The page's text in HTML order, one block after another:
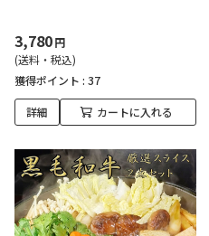
3,780円
(送料・税込)
獲得ポイント : 37
詳細 カートに入れる